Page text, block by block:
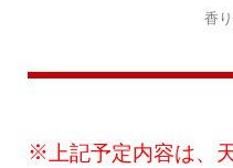
香
※上記予定内容は、